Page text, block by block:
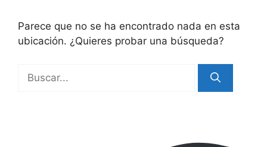
Parece que no se ha encontrado nada en esta
ubicación. ¿Quieres probar una búsqueda?